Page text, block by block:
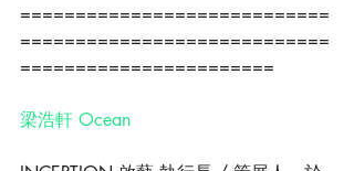
============================
============================
=======================
梁浩軒 Ocean